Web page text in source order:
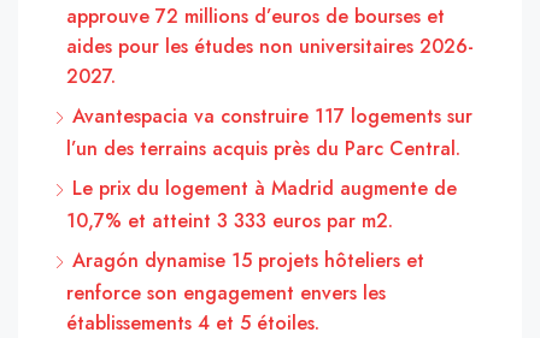
approuve 72 millions d’euros de bourses et
aides pour les études non universitaires 2026-
2027.
Avantespacia va construire 117 logements sur
l’un des terrains acquis près du Parc Central.
Le prix du logement à Madrid augmente de
10,7% et atteint 3 333 euros par m2.
Aragón dynamise 15 projets hôteliers et
renforce son engagement envers les
établissements 4 et 5 étoiles.